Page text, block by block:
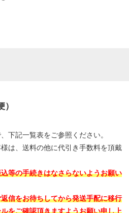
下記一覧表をご参照ください。
は、送料の他に代引き手数料を頂戴
等の手続きはなさらないようお願い
信をお待ちしてから発送手配に移行
をご確認頂きますようお願い申し上